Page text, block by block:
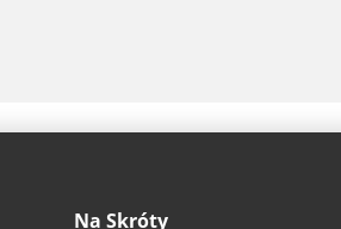
Na Skróty